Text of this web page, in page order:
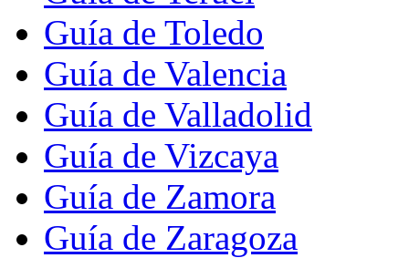
Guía de Toledo
Guía de Valencia
Guía de Valladolid
Guía de Vizcaya
Guía de Zamora
Guía de Zaragoza